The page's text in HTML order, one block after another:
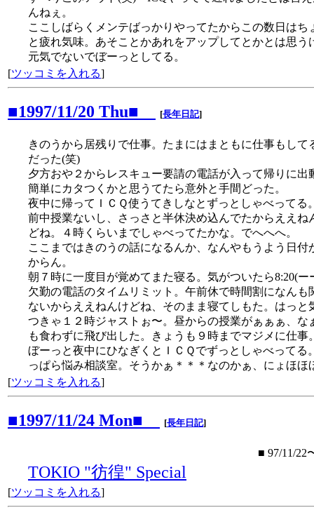
んねぇ。
ここしばらくメンテばっかりやってたからこの数日はち
と疲れ気味。あそことかあれをアップしてとかとは思う
元気でないでぼーっとしてる。
[ツッコミを入れる]
■1997/11/20 Thu■ [長年日記]
きのうから居残りで仕事。たまにはまともに仕事もして
だった(笑)
夕方おや２からレスキュー要請の電話が入って帰りに出
簡単にカタつくかと思うてたら意外と手間どった。
夜中に帰ってＩＣＱ使うてきしなとずっとしゃべってる
前中授業ないし、さっさと半休決め込んでたからええね
どね。４時くらいまでしゃべってたかな。でへへへ。
ここまではきのうの話になるんか、なんやもうよう日付
からん。
朝７時に一度目が覚めてまた寝る。気がついたら8:20(
欠勤の電話のタイムリミット。午前休で時間割になんも
ないからええねんけどね、そのまま寝てしもた。はっと
つきゃ１２時ジャストぉ〜。昼からの授業がぁぁぁ、な
も食わずに飛び出した。きょうも９時までマジメに仕事
ぼーっと夜中にひなぎくとＩＣＱでずっとしゃべってる
っぱら悩み相談室。そうかぁ＊＊＊なのかぁ、にょほほ
[ツッコミを入れる]
■1997/11/24 Mon■ [長年日記]
■ 97/11/22
TOKIO "彷徨" Special
[ツッコミを入れる]